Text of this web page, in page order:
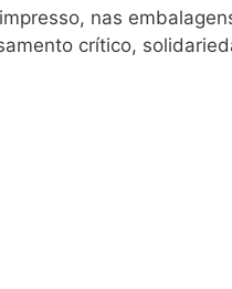
nas
crítico,